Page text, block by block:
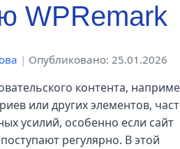
WPRemark
| Опубликовано: 25.01.2026
контента,
или других элементов,
усилий, особенно если сайт
регулярно. В этой